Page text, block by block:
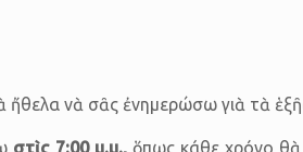
νὰ σᾶς ἐνημερώσω γιὰ τὰ
στὶς 7:00 μ.μ.,ὅπως κάθε χρόνο θὰ